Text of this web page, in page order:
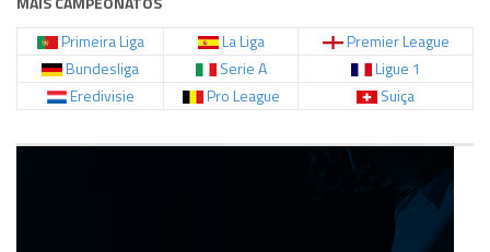
Primeira Liga
La Liga
Premier League
Bundesliga
Serie A
Ligue 1
Eredivisie
Pro League Suiça